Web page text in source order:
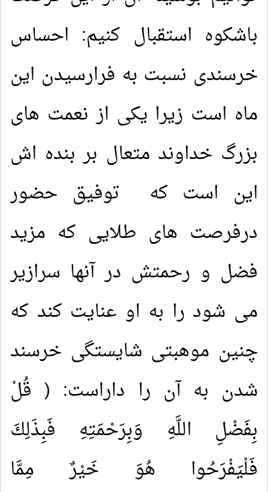
باشکوه استقبال کنیم: احساس
خرسندی نسبت به فرارسیدن این
ماه است زیرا یکی از نعمت های
بزرگ خداوند متعال بر بنده اش
این است که توفیق حضور
درفرصت های طلایی که مزید
فضل و رحمتش در آنها سرازیر
می شود را به او عنایت کند که
چنین موهبتی شایستگی خرسند
شدن به آن را داراست: ( قُلْ
بِفَضْلِ اللَّهِ وَبِرَحْمَتِهِ فَبِذَلِكَ
فَلْيَفْرَحُوا هُوَ خَيْرٌ مِمَّا